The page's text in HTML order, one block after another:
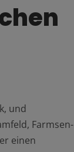
und
Farmsen-
einen